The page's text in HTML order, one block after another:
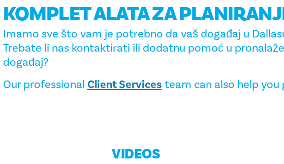
KOMPLET ALATA ZA
Imamo sve što vam je potrebno da vaš događaj u
Trebate li nas kontaktirati ili dodatnu pomoć u
događaj?
Our professional Client Services team can also help
VIDEOS